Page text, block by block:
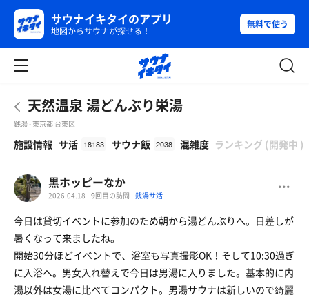
サウナイキタイのアプリ
地図からサウナが探せる！
無料で使う
天然温泉 湯どんぶり栄湯
銭湯 - 東京都 台東区
施設情報 サ活 18183 サウナ飯 2038 混雑度 ランキング (開発中 )
黒ホッピーなか
2026.04.18 9回目の訪問 銭湯サ活
今日は貸切イベントに参加のため朝から湯どんぶりへ。日差しが
暑くなって来ましたね。
開始30分ほどイベントで、浴室も写真撮影OK！そして10:30過ぎ
に入浴へ。男女入れ替えで今日は男湯に入りました。基本的に内
湯以外は女湯に比べてコンパクト。男湯サウナは新しいので綺麗